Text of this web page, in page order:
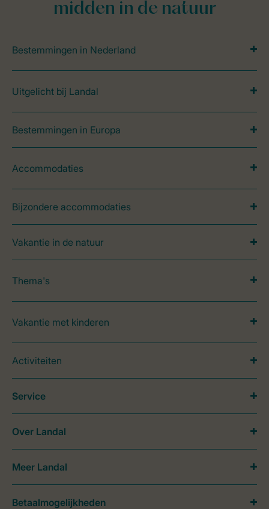
midden in de natuur
Bestemmingen in Nederland
Uitgelicht bij Landal
Bestemmingen in Europa
Accommodaties
Bijzondere accommodaties
Vakantie in de natuur
Thema's
Vakantie met kinderen
Activiteiten
Service
Over Landal
Meer Landal
Betaalmogelijkheden